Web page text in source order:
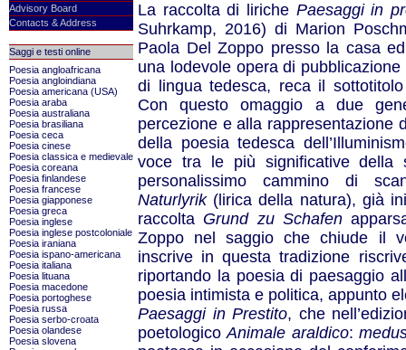
Advisory Board
Contacts & Address
Saggi e testi online
Poesia angloafricana
Poesia angloindiana
Poesia americana (USA)
Poesia araba
Poesia australiana
Poesia brasiliana
Poesia ceca
Poesia cinese
Poesia classica e medievale
Poesia coreana
Poesia finlandese
Poesia francese
Poesia giapponese
Poesia greca
Poesia inglese
Poesia inglese postcoloniale
Poesia iraniana
Poesia ispano-americana
Poesia italiana
Poesia lituana
Poesia macedone
Poesia portoghese
Poesia russa
Poesia serbo-croata
Poesia olandese
Poesia slovena
La raccolta di liriche Paesaggi in
Suhrkamp, 2016) di Marion
Paola Del Zoppo presso la casa
una lodevole opera di
di lingua tedesca, reca il
Con questo omaggio a due
percezione e alla rappresentazione
della poesia tedesca
voce tra le più significative della
personalissimo cammino di
Naturlyrik(lirica della natura), già
raccolta Grund zu Schafen
Zoppo nel saggio che chiude il
inscrive in questa tradizione
riportando la poesia di paesaggio
poesia intimista e politica, appunto
Paesaggi in Prestito, che
poetologicoAnimale araldico: